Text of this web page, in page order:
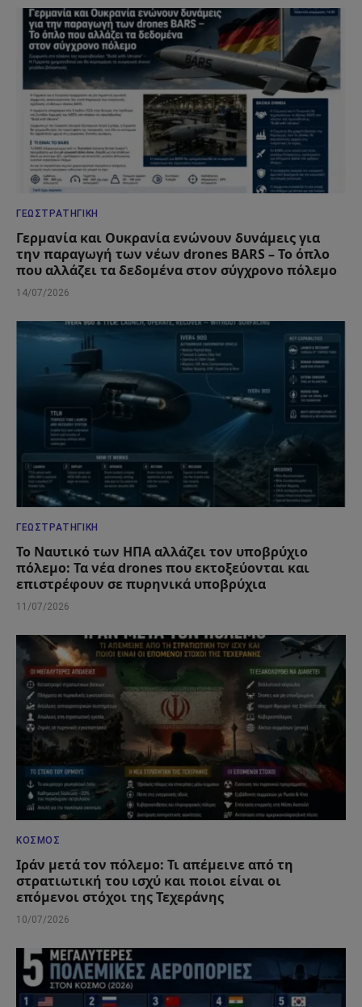
ΓΕΩΣΤΡΑΤΗΓΙΚΉ
Γερμανία και Ουκρανία ενώνουν δυνάμεις για
την παραγωγή των νέων drones BARS – Το όπλο
που αλλάζει τα δεδομένα στον σύγχρονο πόλεμο
14/07/2026
ΓΕΩΣΤΡΑΤΗΓΙΚΉ
Το Ναυτικό των ΗΠΑ αλλάζει τον υποβρύχιο
πόλεμο: Τα νέα drones που εκτοξεύονται και
επιστρέφουν σε πυρηνικά υποβρύχια
11/07/2026
ΚΌΣΜΟΣ
Ιράν μετά τον πόλεμο: Τι απέμεινε από τη
στρατιωτική του ισχύ και ποιοι είναι οι
επόμενοι στόχοι της Τεχεράνης
10/07/2026